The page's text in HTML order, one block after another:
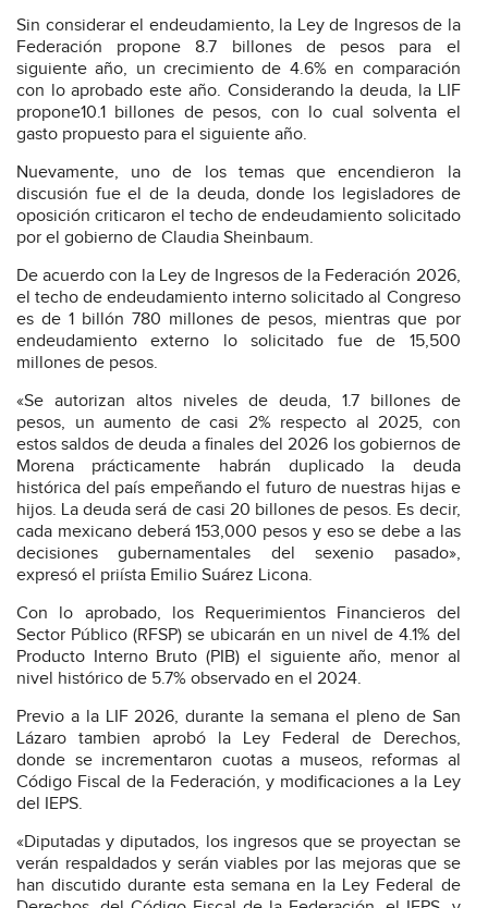
Sin considerar el endeudamiento, la Ley de Ingresos de la
Federación propone 8.7 billones de pesos para el
siguiente año, un crecimiento de 4.6% en comparación
con lo aprobado este año. Considerando la deuda, la LIF
propone10.1 billones de pesos, con lo cual solventa el
gasto propuesto para el siguiente año.
Nuevamente, uno de los temas que encendieron la
discusión fue el de la deuda, donde los legisladores de
oposición criticaron el techo de endeudamiento solicitado
por el gobierno de Claudia Sheinbaum.
De acuerdo con la Ley de Ingresos de la Federación 2026,
el techo de endeudamiento interno solicitado al Congreso
es de 1 billón 780 millones de pesos, mientras que por
endeudamiento externo lo solicitado fue de 15,500
millones de pesos.
«Se autorizan altos niveles de deuda, 1.7 billones de
pesos, un aumento de casi 2% respecto al 2025, con
estos saldos de deuda a finales del 2026 los gobiernos de
Morena prácticamente habrán duplicado la deuda
histórica del país empeñando el futuro de nuestras hijas e
hijos. La deuda será de casi 20 billones de pesos. Es decir,
cada mexicano deberá 153,000 pesos y eso se debe a las
decisiones gubernamentales del sexenio pasado»,
expresó el priísta Emilio Suárez Licona.
Con lo aprobado, los Requerimientos Financieros del
Sector Público (RFSP) se ubicarán en un nivel de 4.1% del
Producto Interno Bruto (PIB) el siguiente año, menor al
nivel histórico de 5.7% observado en el 2024.
Previo a la LIF 2026, durante la semana el pleno de San
Lázaro tambien aprobó la Ley Federal de Derechos,
donde se incrementaron cuotas a museos, reformas al
Código Fiscal de la Federación, y modificaciones a la Ley
del IEPS.
«Diputadas y diputados, los ingresos que se proyectan se
verán respaldados y serán viables por las mejoras que se
han discutido durante esta semana en la Ley Federal de